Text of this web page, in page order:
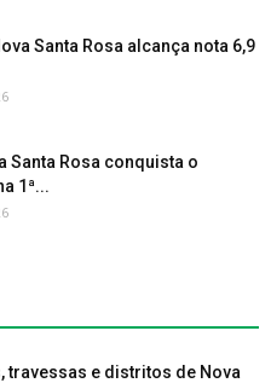
Santa Rosa alcança nota 6,9
Santa Rosa conquista o
1ª...
travessas e distritos de Nova